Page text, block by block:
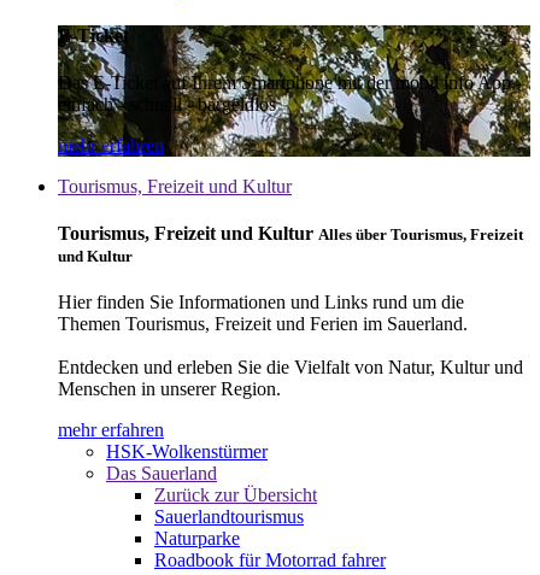
E-Ticket
Das E-Ticket auf Ihrem Smartphone mit der mobil info App -
einfach - schnell - bargeldlos
mehr erfahren
Tourismus, Freizeit und Kultur
Tourismus, Freizeit und Kultur Alles über Tourismus, Freizeit
und Kultur
Hier finden Sie Informationen und Links rund um die
Themen Tourismus, Freizeit und Ferien im Sauerland.
Entdecken und erleben Sie die Vielfalt von Natur, Kultur und
Menschen in unserer Region.
mehr erfahren
HSK-Wolkenstürmer
Das Sauerland
Zurück zur Übersicht
Sauerlandtourismus
Naturparke
Roadbook für Motorrad fahrer